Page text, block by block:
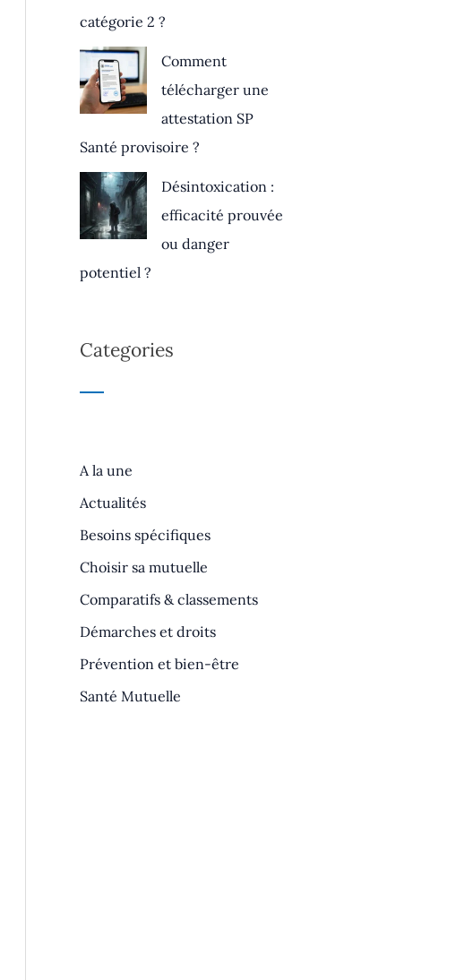
catégorie 2 ?
Comment
télécharger une
attestation SP
Santé provisoire ?
Désintoxication :
efficacité prouvée
ou danger
potentiel ?
Categories
A la une
Actualités
Besoins spécifiques
Choisir sa mutuelle
Comparatifs & classements
Démarches et droits
Prévention et bien-être
Santé Mutuelle